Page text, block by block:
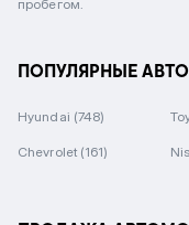
пробегом.
ПОПУЛЯРНЫЕ
Hyundai (748)
Chevrolet (161)